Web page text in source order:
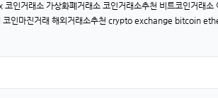
인거래소 가상화폐거래소 코인거래소추천 비트코인거래
코인마진거래 해외거래소추천 crypto exchange